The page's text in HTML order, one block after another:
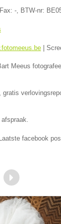
Fax: - , BTW-nr:
Meeus
gratis
Laatste facebook